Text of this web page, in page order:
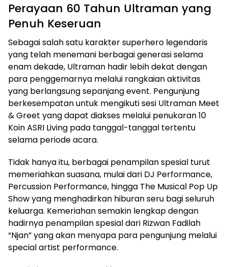
Perayaan 60 Tahun Ultraman yang
Penuh Keseruan
Sebagai salah satu karakter superhero legendaris
yang telah menemani berbagai generasi selama
enam dekade, Ultraman hadir lebih dekat dengan
para penggemarnya melalui rangkaian aktivitas
yang berlangsung sepanjang event. Pengunjung
berkesempatan untuk mengikuti sesi Ultraman Meet
& Greet yang dapat diakses melalui penukaran 10
Koin ASRI Living pada tanggal-tanggal tertentu
selama periode acara.
Tidak hanya itu, berbagai penampilan spesial turut
memeriahkan suasana, mulai dari DJ Performance,
Percussion Performance, hingga The Musical Pop Up
Show yang menghadirkan hiburan seru bagi seluruh
keluarga. Kemeriahan semakin lengkap dengan
hadirnya penampilan spesial dari Rizwan Fadilah
“Njan” yang akan menyapa para pengunjung melalui
special artist performance.